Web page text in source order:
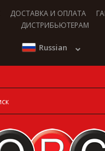
ДОСТАВКА И ОПЛАТА
ДИСТРИБЬЮТЕРАМ
Russian